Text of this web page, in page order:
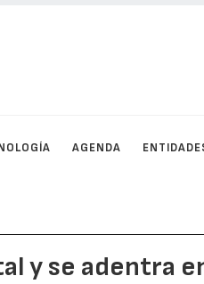
AGENDA
y se adentra